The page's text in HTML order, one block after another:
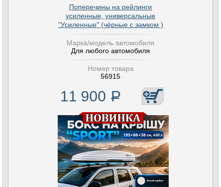
Поперечины на рейлинги
усиленные, универсальные
"Усиленные" (чёрные с замком )
Марка/модель автомобиля
Для любого автомобиля
Номер товара
56915
11 900 Р